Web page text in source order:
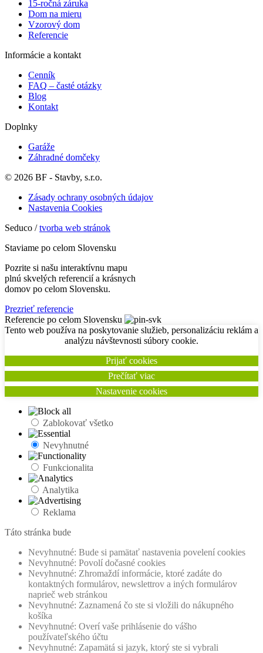
15-ročná záruka
Dom na mieru
Vzorový dom
Referencie
Informácie a kontakt
Cenník
FAQ – časté otázky
Blog
Kontakt
Doplnky
Garáže
Záhradné domčeky
© 2026 BF - Stavby, s.r.o.
Zásady ochrany osobných údajov
Nastavenia Cookies
Seduco /tvorba web stránok
Staviame po celom Slovensku
Pozrite si našu interaktívnu mapu
plnú skvelých referencií a krásnych
domov po celom Slovensku.
Prezrieť referencie
Referencie po celom Slovensku
Tento web používa na poskytovanie služieb, personalizáciu reklám a
analýzu návštevnosti súbory cookie.
Prijať cookies
Prečítať viac
Nastavenie cookies
Zablokovať všetko
Nevyhnutné
Funkcionalita
Analytika
Reklama
Táto stránka bude
Nevyhnutné: Bude si pamätať nastavenia povelení cookies
Nevyhnutné: Povolí dočasné cookies
Nevyhnutné: Zhromaždí informácie, ktoré zadáte do
kontaktných formulárov, newslettrov a iných formulárov
naprieč web stránkou
Nevyhnutné: Zaznamená čo ste si vložili do nákupného
košíka
Nevyhnutné: Overí vaše prihlásenie do vášho
používateľského účtu
Nevyhnutné: Zapamätá si jazyk, ktorý ste si vybrali